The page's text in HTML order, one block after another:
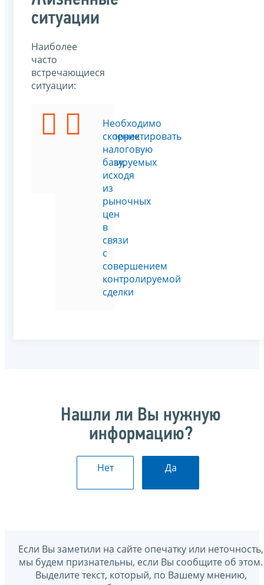
ситуации
Наиболее
часто
встречающиеся
ситуации:
Подать
уведомление
контролируемых
сделках
Необходимо
скорректировать
налоговую
базу,
исходя
из
рыночных
цен
в
связи
с
совершением
контролируемой
сделки
Нашли ли Вы нужную
информацию?
Нет Да
Если Вы заметили на сайте опечатку или неточность,
мы будем признательны, если Вы сообщите об этом.
Выделите текст, который, по Вашему мнению,